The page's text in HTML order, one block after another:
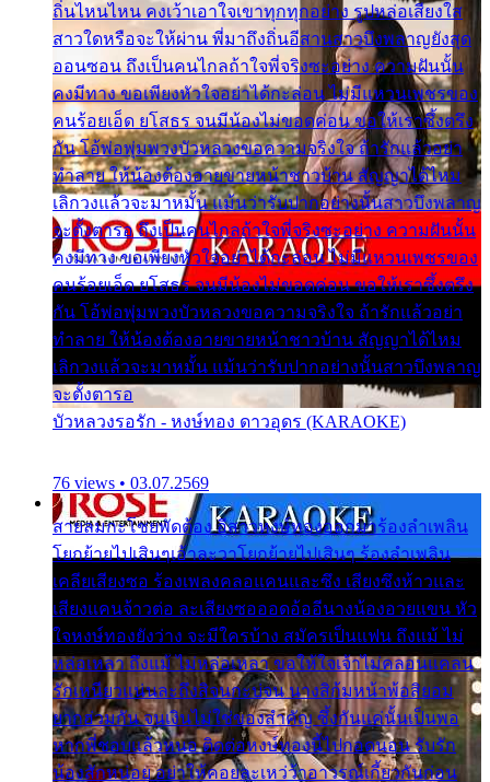
ถิ่นไหนไหน คงเว้าเอาใจเขาทุกทุกอย่าง รูปหล่อเสียงใส
สาวใดหรือจะให้ผ่าน พี่มาถึงถิ่นอีสานสาวบึงพลาญยังสุด
ออนซอน ถึงเป็นคนไกลถ้าใจพี่จริงซะอย่าง ความฝันนั้น
คงมีทาง ขอเพียงหัวใจอย่าได้กะล่อน ไม่มีแหวนเพชรของ
คนร้อยเอ็ด ยโสธร จนมีน้องไม่ขอดค่อน ขอให้เราซึ้งตรึง
กัน โอ้พ่อพุ่มพวงบัวหลวงขอความจริงใจ ถ้ารักแล้วอย่า
ทำลาย ให้น้องต้องอายขายหน้าชาวบ้าน สัญญาได้ไหม
เลิกวงแล้วจะมาหมั้น แม้นว่ารับปากอย่างนั้นสาวบึงพลาญ
จะตั้งตารอ ถึงเป็นคนไกลถ้าใจพี่จริงซะอย่าง ความฝันนั้น
คงมีทาง ขอเพียงหัวใจอย่าได้กะล่อน ไม่มีแหวนเพชรของ
คนร้อยเอ็ด ยโสธร จนมีน้องไม่ขอดค่อน ขอให้เราซึ้งตรึง
กัน โอ้พ่อพุ่มพวงบัวหลวงขอความจริงใจ ถ้ารักแล้วอย่า
ทำลาย ให้น้องต้องอายขายหน้าชาวบ้าน สัญญาได้ไหม
เลิกวงแล้วจะมาหมั้น แม้นว่ารับปากอย่างนั้นสาวบึงพลาญ
จะตั้งตารอ
บัวหลวงรอรัก - หงษ์ทอง ดาวอุดร (KARAOKE)
76 views • 03.07.2569
สายลมกะโชยพัดต้อง อีสาวหงษ์ทองออกมาร้องลำเพลิน
โยกย้ายไปเสินๆเอ้าละวาโยกย้ายไปเสินๆ ร้องลำเพลิน
เคลียเสียงซอ ร้องเพลงคลอแคนและซึง เสียงซึงห้าวและ
เสียงแคนจ้าวต่อ ละเสียงซอออดอ้ออีนางน้องอวยแขน หัว
ใจหงษ์ทองยังว่าง จะมีใครบ้าง สมัครเป็นแฟน ถึงแม้ ไม่
หล่อเหลา ถึงแม้ ไม่หล่อเหลา ขอให้ใจเจ้าไม่คลอนแคลน
รักเหนียวแน่นละถึงสิจนกะบ่จน นางสิก้มหน้าพ้อสิยอม
ยากฮ่วมกัน จนเงินไม่ใช่ของสำคัญ ซึ้งกันแค่นั้นเป็นพอ
หากพี่ชอบแล้วหนอ ติดต่อหงษ์ทองนี้ไปกอดนอน รับรัก
น้องสักหน่อย อย่าให้คอยละเหว่ว้าอาวรณ์เกี้ยวกันก่อน